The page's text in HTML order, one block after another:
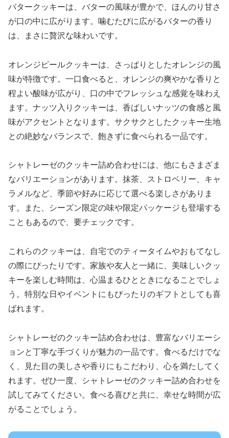
バタークッキーは、バターの風味が豊かで、ほんのり甘さ
が口の中に広がります。噛むたびに広がるバターの香り
は、まさに贅沢な味わいです。
オレンジピールクッキーは、さっぱりとしたオレンジの風
味が特徴です。一口食べると、オレンジの爽やかな香りと
程よい酸味が広がり、口の中でフレッシュな感覚を味わえ
ます。ナッツ入りクッキーは、香ばしいナッツの食感と風
味がアクセントとなります。サクサクとしたクッキー生地
との絶妙なバランスで、飽きずに食べられる一品です。
シャトレーゼのクッキー詰め合わせには、他にもさまざま
なバリエーションがあります。抹茶、ストロベリー、キャ
ラメルなど、季節や好みに応じて選べる楽しさがありま
す。また、シーズン限定の味や限定パッケージも登場する
こともあるので、要チェックです。
これらのクッキーは、自宅でのティータイムやおもてなし
の際にぴったりです。家族や友人と一緒に、美味しいクッ
キーを楽しむ時間は、心温まるひとときになることでしょ
う。特別な日やイベントにもぴったりのギフトとしても喜
ばれます。
シャトレーゼのクッキー詰め合わせは、豊富なバリエーシ
ョンと丁寧な手づくりが魅力の一品です。食べるだけでな
く、見た目の美しさや香りにもこだわり、心を満たしてく
れます。ぜひ一度、シャトレーゼのクッキー詰め合わせを
試してみてください。食べる喜びと共に、幸せな時間が広
がることでしょう。